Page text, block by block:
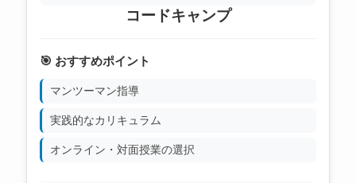
コードキャンプ
🎯 おすすめポイント
マンツーマン指導
実践的なカリキュラム
オンライン・対面授業の選択